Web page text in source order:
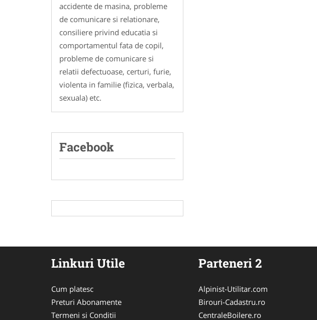
accidente de masina, probleme
de comunicare si relationare,
consiliere privind educatia si
comportamentul fata de copil,
probleme de comunicare si
relatii defectuoase, certuri, furie,
violenta in familie (fizica, verbala,
sexuala) etc.
Facebook
Linkuri Utile
Cum platesc
Preturi Abonamente
Termeni si Conditii
Parteneri 2
Alpinist-Utilitar.com
Birouri-Cadastru.ro
CentraleBoilere.ro